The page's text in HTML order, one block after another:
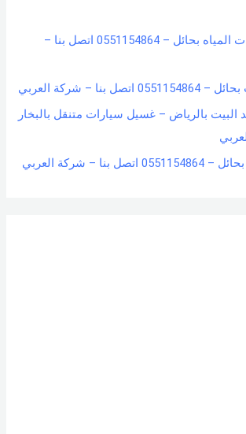
شركة كشف تسربات المياه بحائل – 0551154864 اتصل بنا –
بنا – شركة العربي
بالرياض – غسيل سيارات متنقل بالبخار
– شركة العربي